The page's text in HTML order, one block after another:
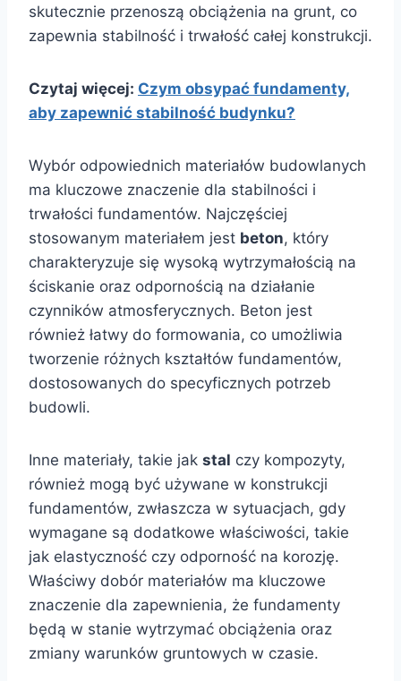
skutecznie przenoszą obciążenia na grunt, co
zapewnia stabilność i trwałość całej konstrukcji.
Czytaj więcej: Czym obsypać fundamenty,
aby zapewnić stabilność budynku?
Wybór odpowiednich materiałów budowlanych
ma kluczowe znaczenie dla stabilności i
trwałości fundamentów. Najczęściej
stosowanym materiałem jest beton, który
charakteryzuje się wysoką wytrzymałością na
ściskanie oraz odpornością na działanie
czynników atmosferycznych. Beton jest
również łatwy do formowania, co umożliwia
tworzenie różnych kształtów fundamentów,
dostosowanych do specyficznych potrzeb
budowli.
Inne materiały, takie jak stal czy kompozyty,
również mogą być używane w konstrukcji
fundamentów, zwłaszcza w sytuacjach, gdy
wymagane są dodatkowe właściwości, takie
jak elastyczność czy odporność na korozję.
Właściwy dobór materiałów ma kluczowe
znaczenie dla zapewnienia, że fundamenty
będą w stanie wytrzymać obciążenia oraz
zmiany warunków gruntowych w czasie.